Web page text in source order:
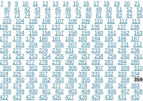
7 8 9 10 11 12 13 14 15 16 17 18 19 20 21
40 41 42 43 44 45 46 47 48 49 50 51 52 53
72 73 74 75 76 77 78 79 80 81 82 83 84 85
103 104 105 106 107 108 109 110 111 112 113
128 129 130 131 132 133 134 135 136 137 138
153 154 155 156 157 158 159 160 161 162 163
177 178 179 180 181 182 183 184 185 186 187
202 203 204 205 206 207 208 209 210 211 212
226 227 228 229 230 231 232 233 234 235 236
251 252 253 254 255 256 257 258 259 260 261
275 276 277 278 279 280 281 282 283 284 285
300 301 302 303 304 305 306 307 308 309 310
324 325 326 327 328 329 330 331 332 333 334
349 350 351 352 353 354 355 356 357 358 359
373 374 375 376 377 378 379 380 381 382 383
398 399 400 401 402 403 404 405 406 407 408
422 423 424 425 426 427 428 429 430 431 432